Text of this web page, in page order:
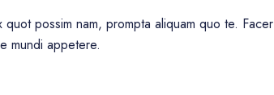
possim nam, prompta aliquam quo te. Facer
mundi appetere.